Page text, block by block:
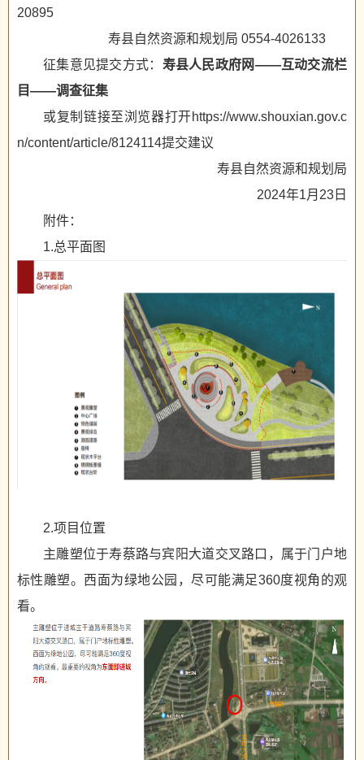
20895
寿县自然资源和规划局 0554-4026133
征集意见提交方式： 寿县人民政府网——互动交流栏
目——调查征集
或复制链接至浏览器打开https://www.shouxian.gov.c
n/content/article/8124114提交建议
寿县自然资源和规划局
2024年1月23日
附件：
1.总平面图
2.项目位置
主雕塑位于寿蔡路与宾阳大道交叉路口，属于门户地
标性雕塑。西面为绿地公园，尽可能满足360度视角的观
看。